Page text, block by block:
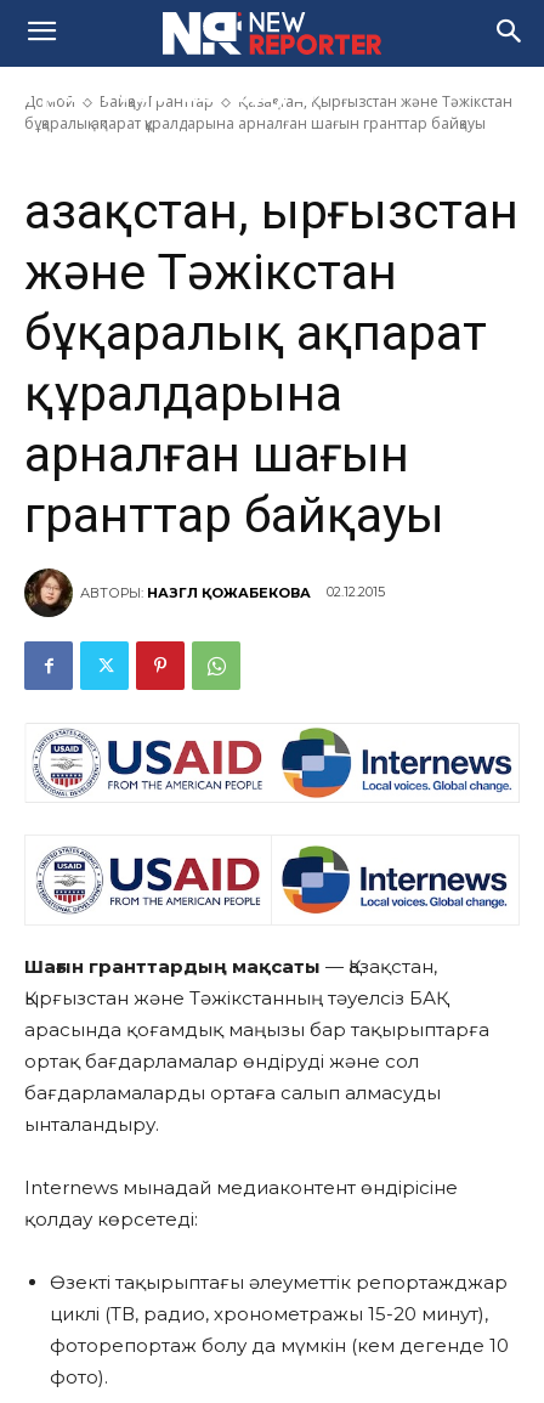
Домой Байқау/Гранттар
Қазақстан, Қырғызстан және Тәжікстан
бұқаралық ақпарат құралдарына арналған шағын гранттар байқауы
Тәжікстан бұқаралық ақпарат
құралдарына арналған шағын
гранттар байқауы
Қазақстан, Қырғызстан
және Тәжікстан
бұқаралық ақпарат
құралдарына
арналған шағын
гранттар байқауы
АВТОРЫ: НАЗГҮЛ ҚОЖАБЕКОВА 02.12.2015
Шағын гранттардың мақсаты — Қазақстан,
Қырғызстан және Тәжікстанның тәуелсіз БАҚ
арасында қоғамдық маңызы бар тақырыптарға
ортақ бағдарламалар өндіруді және сол
бағдарламаларды ортаға салып алмасуды
ынталандыру.
Internews мынадай медиаконтент өндірісіне
қолдау көрсетеді:
Өзекті тақырыптағы әлеуметтік репортажджар
циклі (ТВ, радио, хронометражы 15-20 минут),
фоторепортаж болу да мүмкін (кем дегенде 10
фото).